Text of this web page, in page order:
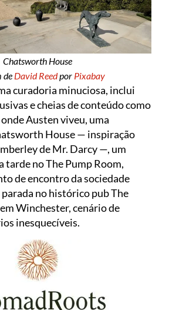
Chatsworth House
de David Reedpor Pixabay
curadoria minuciosa, inclui
e cheias de conteúdo como
Austen viveu, uma
House — inspiração
de Mr. Darcy —, um
tarde no The Pump Room,
de encontro da sociedade
parada no histórico pub The
Winchester, cenário de
inesquecíveis.